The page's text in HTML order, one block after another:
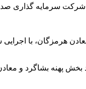
سرمایه گذاری صدر
هرمزگان، با اجرایی
پهنه بشاگرد و